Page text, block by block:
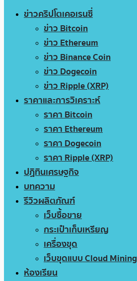
ข่าวคริปโตเคอเรนซี่
ข่าว Bitcoin
ข่าว Ethereum
ข่าว Binance Coin
ข่าว Dogecoin
ข่าว Ripple (XRP)
ราคาและการวิเคราะห์
ราคา Bitcoin
ราคา Ethereum
ราคา Dogecoin
ราคา Ripple (XRP)
ปฏิทินเศรษฐกิจ
บทความ
รีวิวผลิตภัณฑ์
เว็บซื้อขาย
กระเป๋าเก็บเหรียญ
เครื่องขุด
เว็บขุดแบบ Cloud Mining
ห้องเรียน